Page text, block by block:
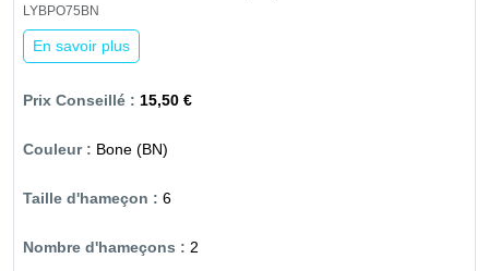
LYBPO75BN
En savoir plus
15,50 €
Bone (BN)
6
2